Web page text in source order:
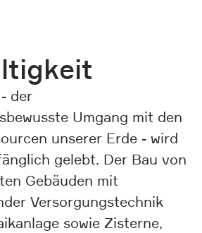
der
Umgang mit den
unserer Erde - wird
gelebt. Der Bau von
Gebäuden mit
Versorgungstechnik
sowie Zisterne,